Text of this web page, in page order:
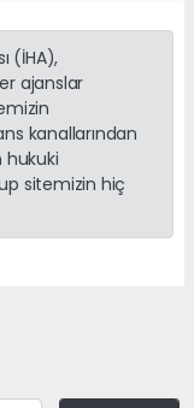
(İHA),
ajanslar
kanallarından
hukuki
sitemizin hiç